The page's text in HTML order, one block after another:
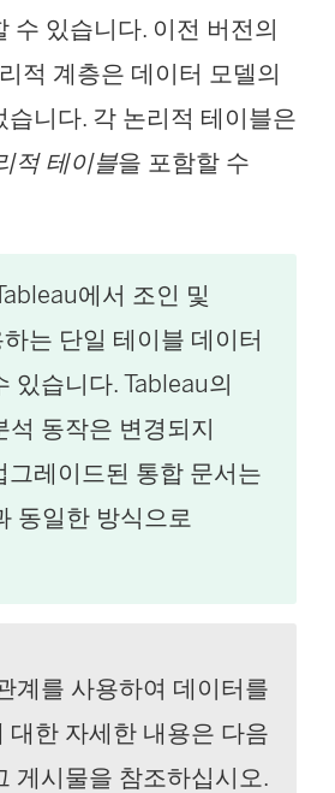
수 있습니다. 이전 버전의
적 계층은 데이터 모델의
니다. 각 논리적 테이블은
적 테이블을 포함할 수
에서 조인 및
는 단일 테이블 데이터
있습니다. Tableau의
석 동작은 변경되지
그레이드된 통합 문서는
동일한 방식으로
계를 사용하여 데이터를
대한 자세한 내용은 다음
게시물을 참조하십시오.